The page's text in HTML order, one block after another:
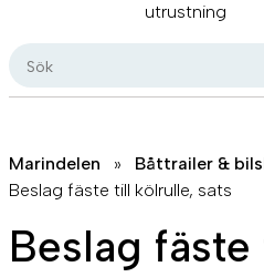
utrustning
Marindelen » Båttrailer &
Beslag fäste till kölrulle, sats
Beslag